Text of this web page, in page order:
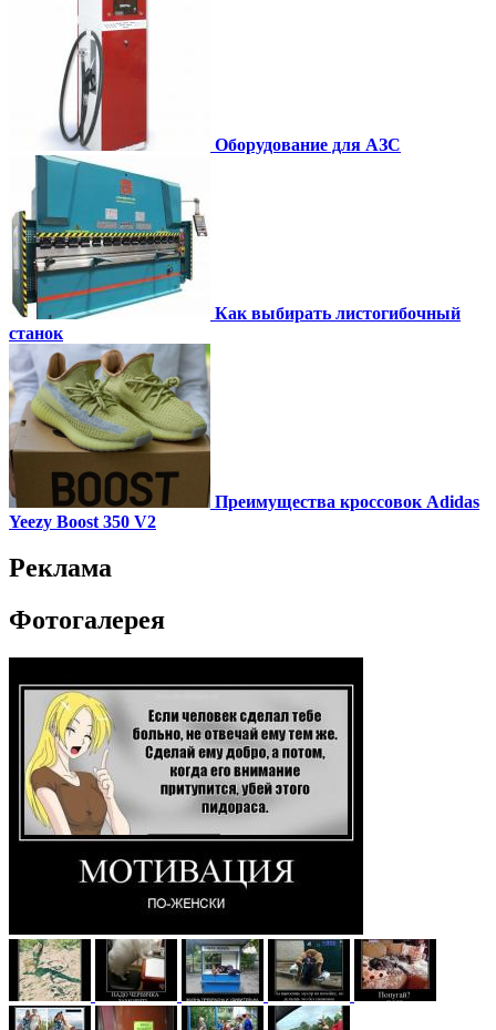
Оборудование для АЗС
Как выбирать листогибочный
станок
Преимущества кроссовок Adidas
Yeezy Boost 350 V2
Реклама
Фотогалерея